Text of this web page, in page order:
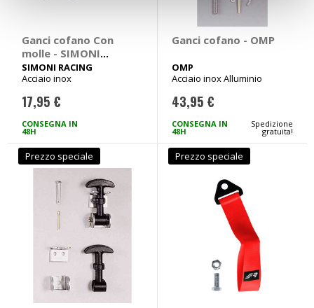
Ganci cofano Con
molle - SIMONI
RACING
SIMONI RACING
Acciaio inox
17,95 €
CONSEGNA IN
48H
Ganci cofano - OMP
OMP
Acciaio inox Alluminio
43,95 €
CONSEGNA IN
48H
Spedizione
gratuita!
Prezzo speciale Prezzo speciale